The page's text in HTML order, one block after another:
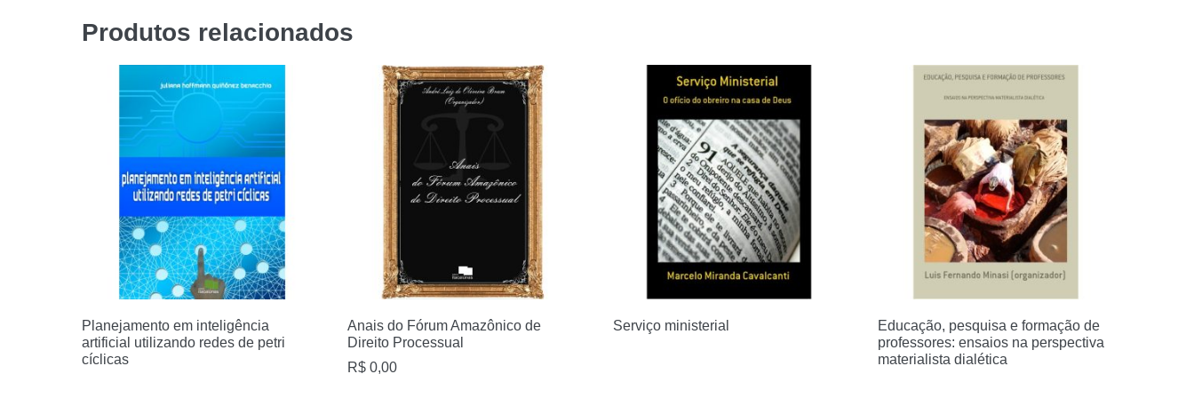
Produtos relacionados
Planejamento em inteligência
artificial utilizando redes de petri
cíclicas
Anais do Fórum Amazônico de
Direito Processual
R$0,00
Serviço ministerial
Educação, pesquisa e formação de
professores: ensaios na perspectiva
materialista dialética